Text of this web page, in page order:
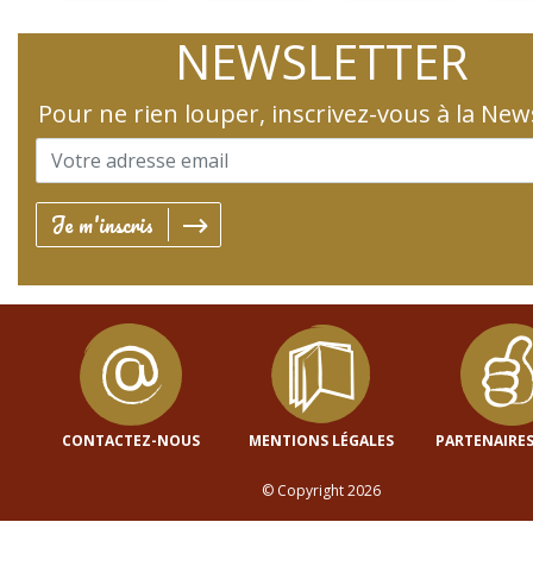
NEWSLETTER
Pour ne rien louper, inscrivez-vous à la
Je m'inscris
CONTACTEZ-NOUS MENTIONS LÉGALES
© Copyright 2026